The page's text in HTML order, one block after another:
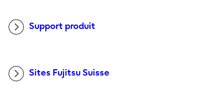
Support produit
Sites Fujitsu Suisse